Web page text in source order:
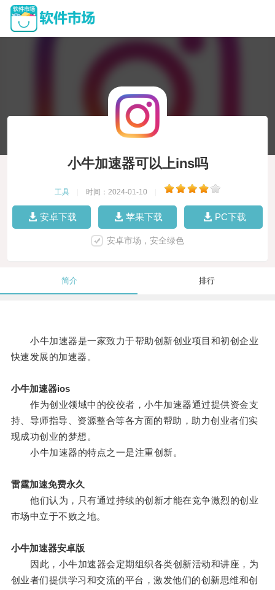
小牛加速器可以上ins吗
工具 时间：2024-01-10
安卓下载 苹果下载 PC下载
安卓市场，安全绿色
简介 排行
小牛加速器是一家致力于帮助创新创业项目和初创企业
快速发展的加速器。
小牛加速器ios
作为创业领域中的佼佼者，小牛加速器通过提供资金支
持、导师指导、资源整合等各方面的帮助，助力创业者们实
现成功创业的梦想。
小牛加速器的特点之一是注重创新。
雷霆加速免费永久
他们认为，只有通过持续的创新才能在竞争激烈的创业
市场中立于不败之地。
小牛加速器安卓版
因此，小牛加速器会定期组织各类创新活动和讲座，为
创业者们提供学习和交流的平台，激发他们的创新思维和创